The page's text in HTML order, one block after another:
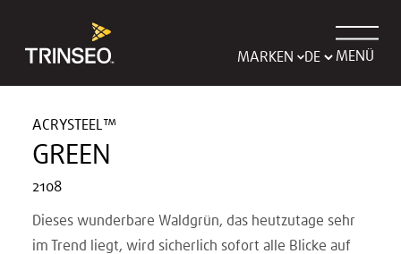
MARKEN MENÜ
ACRYSTEEL™
GREEN
2108
Dieses wunderbare Waldgrün, das heutzutage sehr
im Trend liegt, wird sicherlich sofort alle Blicke auf